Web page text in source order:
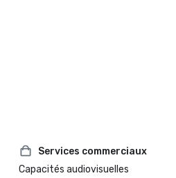
Services commerciaux
Capacités audiovisuelles